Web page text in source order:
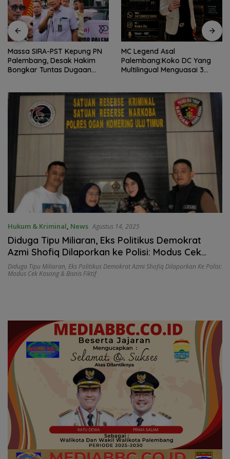
Massa SIRA-PST Kepung PN
Palembang, Desak Hakim
Bongkar Tuntas Dugaan
MC Legend Asal
Palembang:Koko DC Yang
Multilingual Menguasai 3
Nasional”
Hukum & Kriminal, News Agustus 14, 2025
Diduga Tipu Miliaran, Eks Politikus Demokrat
Azmi Shofiq Dilaporkan ke Polisi: Modus Cek
Kosong & Bisnis Fiktif
Diduga Tipu Miliaran, Eks Politikus Demokrat Azmi Shofiq Dilaporkan Ke Polisi:
Modus Cek Kosong & Bisnis Fiktif